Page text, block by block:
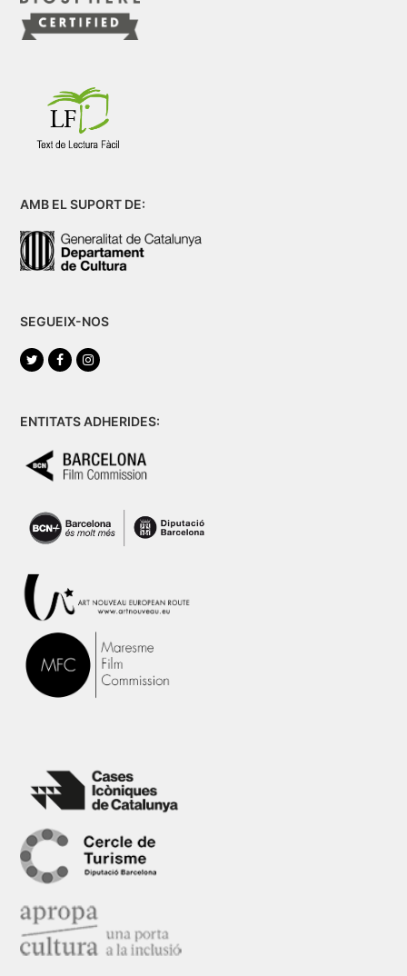
AMB EL SUPORT DE:
SEGUEIX-NOS
TwitterFacebookInstagram
ENTITATS ADHERIDES: